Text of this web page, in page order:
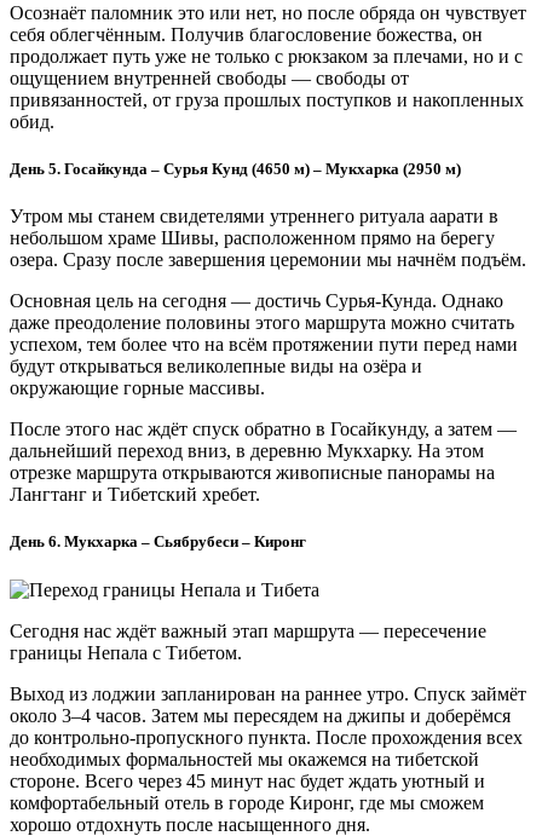
Осознаёт паломник это или нет, но после обряда он чувствует
себя облегчённым. Получив благословение божества, он
продолжает путь уже не только с рюкзаком за плечами, но и с
ощущением внутренней свободы — свободы от
привязанностей, от груза прошлых поступков и накопленных
обид.
День 5. Госайкунда – Сурья Кунд (4650 м) – Мукхарка (2950 м)
Утром мы станем свидетелями утреннего ритуала аарати в
небольшом храме Шивы, расположенном прямо на берегу
озера. Сразу после завершения церемонии мы начнём подъём.
Основная цель на сегодня — достичь Сурья-Кунда. Однако
даже преодоление половины этого маршрута можно считать
успехом, тем более что на всём протяжении пути перед нами
будут открываться великолепные виды на озёра и
окружающие горные массивы.
После этого нас ждёт спуск обратно в Госайкунду, а затем —
дальнейший переход вниз, в деревню Мукхарку. На этом
отрезке маршрута открываются живописные панорамы на
Лангтанг и Тибетский хребет.
День 6. Мукхарка – Сьябрубеси – Киронг
Сегодня нас ждёт важный этап маршрута — пересечение
границы Непала с Тибетом.
Выход из лоджии запланирован на раннее утро. Спуск займёт
около 3–4 часов. Затем мы пересядем на джипы и доберёмся
до контрольно-пропускного пункта. После прохождения всех
необходимых формальностей мы окажемся на тибетской
стороне. Всего через 45 минут нас будет ждать уютный и
комфортабельный отель в городе Киронг, где мы сможем
хорошо отдохнуть после насыщенного дня.